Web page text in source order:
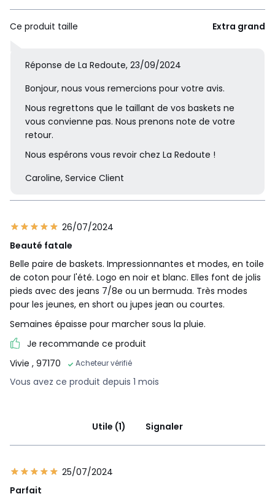
Ce produit taille Extra grand
Réponse de La Redoute, 23/09/2024
Bonjour, nous vous remercions pour votre avis.
Nous regrettons que le taillant de vos baskets ne
vous convienne pas. Nous prenons note de votre
retour.
Nous espérons vous revoir chez La Redoute !
Caroline, Service Client
26/07/2024
Beauté fatale
Belle paire de baskets. Impressionnantes et modes, en toile
de coton pour l'été. Logo en noir et blanc. Elles font de jolis
pieds avec des jeans 7/8e ou un bermuda. Très modes
pour les jeunes, en short ou jupes jean ou courtes.
Semaines épaisse pour marcher sous la pluie.
Je recommande ce produit
Vivie , 97170 Acheteur vérifié
Vous avez ce produit depuis 1 mois
Utile (1) Signaler
25/07/2024
Parfait